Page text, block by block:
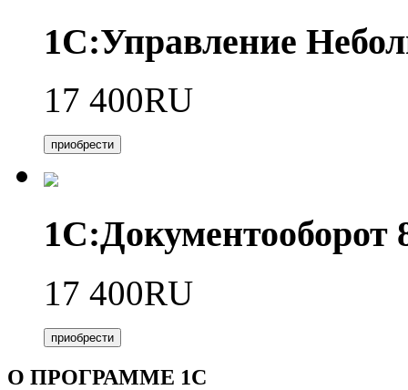
1С:Управление
17 400RU
приобрести
17 400RU
приобрести
О ПРОГРАММЕ 1С